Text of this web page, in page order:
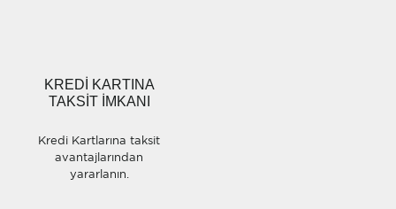
KREDİ KARTINA
TAKSİT İMKANI
Kredi Kartlarına taksit
avantajlarından
yararlanın.